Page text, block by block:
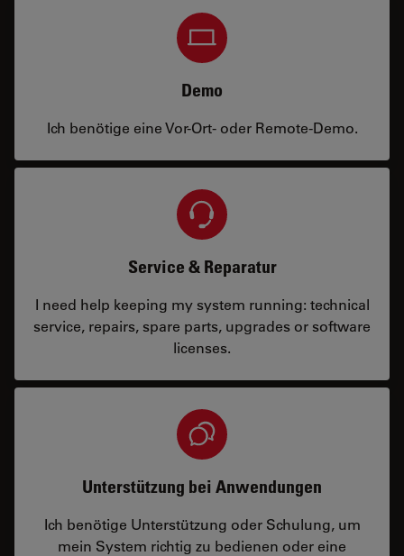
Demo
Ich benötige eine Vor-Ort- oder Remote-Demo.
Service & Reparatur
I need help keeping my system running: technical
service, repairs, spare parts, upgrades or software
licenses.
Unterstützung bei Anwendungen
Ich benötige Unterstützung oder Schulung, um
mein System richtig zu bedienen oder eine